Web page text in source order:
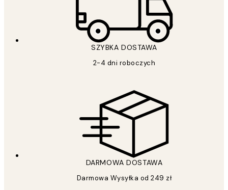
SZYBKA DOSTAWA
2-4 dni roboczych
DARMOWA DOSTAWA
Darmowa Wysyłka od 249 zł